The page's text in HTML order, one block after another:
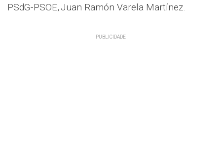
PSdG-PSOE, Juan Ramón Varela Martínez.